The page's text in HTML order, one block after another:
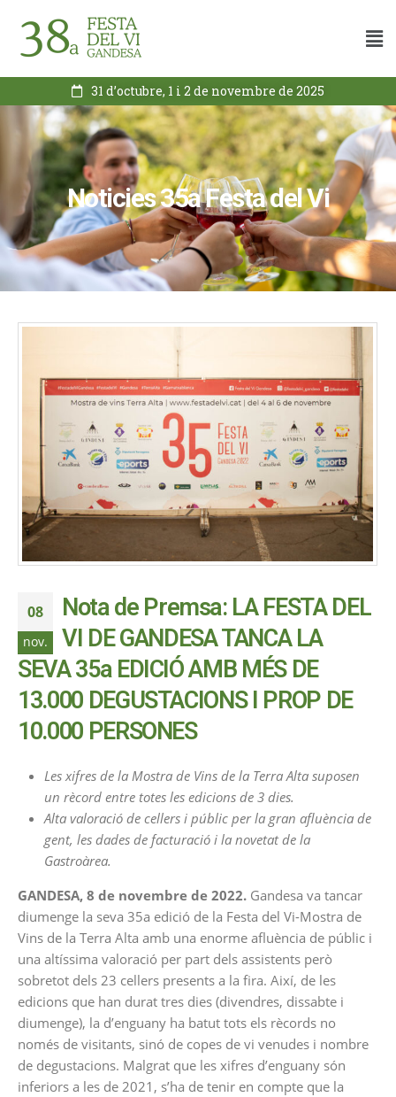
31 d’octubre, 1 i 2 de novembre de 2025
Noticies 35a Festa del Vi
08
nov.
Nota de Premsa: LA FESTA DEL
VI DE GANDESA TANCA LA
SEVA 35a EDICIÓ AMB MÉS DE
13.000 DEGUSTACIONS I PROP DE
10.000 PERSONES
Les xifres de la Mostra de Vins de la Terra Alta suposen
un rècord entre totes les edicions de 3 dies.
Alta valoració de cellers i públic per la gran afluència de
gent, les dades de facturació i la novetat de la
Gastroàrea.
GANDESA, 8 de novembre de 2022. Gandesa va tancar
diumenge la seva 35a edició de la Festa del Vi-Mostra de
Vins de la Terra Alta amb una enorme afluència de públic i
una altíssima valoració per part dels assistents però
sobretot dels 23 cellers presents a la fira. Així, de les
edicions que han durat tres dies (divendres, dissabte i
diumenge), la d’enguany ha batut tots els rècords no
només de visitants, sinó de copes de vi venudes i nombre
de degustacions. Malgrat que les xifres d’enguany són
inferiors a les de 2021, s’ha de tenir en compte que la